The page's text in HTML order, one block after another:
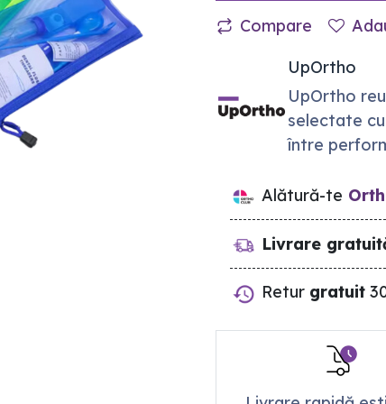
Compare
UpOrtho
UpOrtho
selectate
între
Alătură-te
Livrare
Retur gratuit